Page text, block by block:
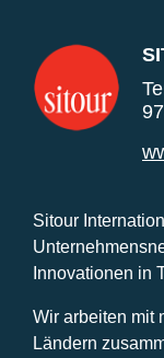
Sitour
Innovationen in
Wir arbeiten mit
Ländern